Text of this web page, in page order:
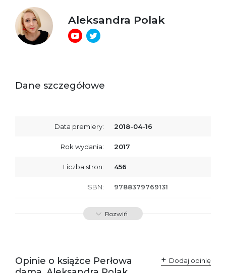
Aleksandra Polak
Dane szczegółowe
Data premiery: 2018-04-16
Rok wydania: 2017
Liczba stron: 456
ISBN: 9788379769131
SKU: E200975
Rozwiń
Opinie o książce Perłowa
Dodaj opinię